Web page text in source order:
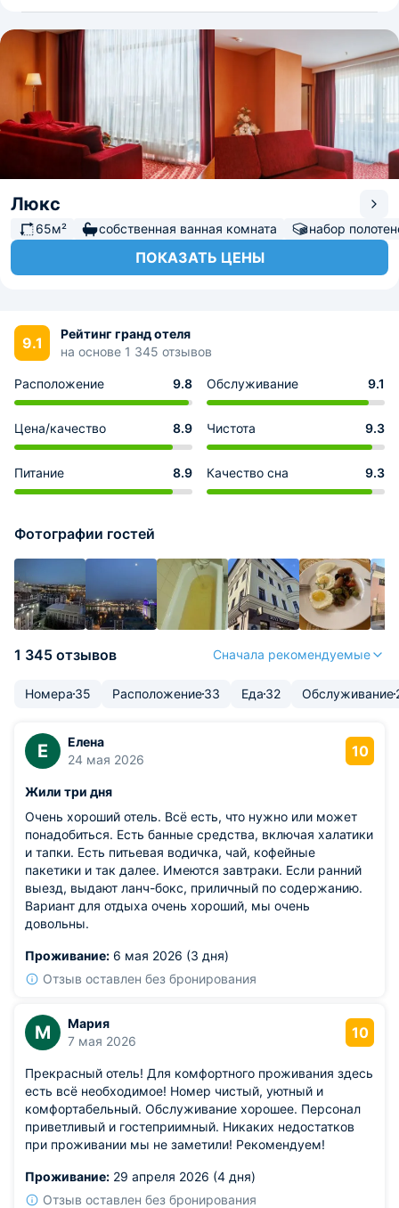
Люкс
65м² собственная ванная комната набор
ПОКАЗАТЬ ЦЕНЫ
9.1
Рейтинг гранд отеля
на основе 1 345 отзывов
Расположение 9.8 Обслуживание 9.1
Цена/качество 8.9 Чистота 9.3
Питание 8.9 Качество сна 9.3
Фотографии гостей
1 345 отзывов Сначала рекомендуемые
Номера 35 Расположение33 Еда 32 Обслуживание
Е
Елена
24 мая 2026
10
Жили три дня
Очень хороший отель. Всё есть, что нужно или может
понадобиться. Есть банные средства, включая халатики
и тапки. Есть питьевая водичка, чай, кофейные
пакетики и так далее. Имеются завтраки. Если ранний
выезд, выдают ланч-бокс, приличный по содержанию.
Вариант для отдыха очень хороший, мы очень
довольны.
Проживание: 6 мая 2026 (3 дня)
Отзыв оставлен без бронирования
М
Мария
7 мая 2026
10
Прекрасный отель! Для комфортного проживания здесь
есть всё необходимое! Номер чистый, уютный и
комфортабельный. Обслуживание хорошее. Персонал
приветливый и гостеприимный. Никаких недостатков
при проживании мы не заметили! Рекомендуем!
Проживание: 29 апреля 2026 (4 дня)
Отзыв оставлен без бронирования